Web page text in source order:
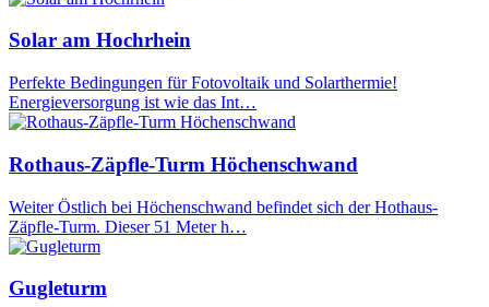
Solar am Hochrhein
Perfekte Bedingungen für Fotovoltaik und Solarthermie!
Energieversorgung ist wie das Int…
Rothaus-Zäpfle-Turm Höchenschwand
Weiter Östlich bei Höchenschwand befindet sich der Hothaus-
Zäpfle-Turm. Dieser 51 Meter h…
Gugleturm